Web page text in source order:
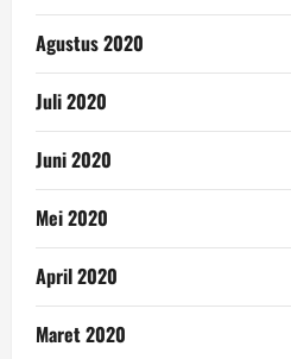
Agustus 2020
Juli 2020
Juni 2020
Mei 2020
April 2020
Maret 2020